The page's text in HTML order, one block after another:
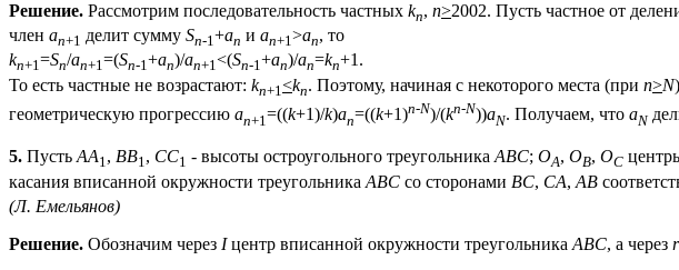
Решение. Рассмотрим последовательность частных kn, n>2002. Пусть частное от
член an+1 делит сумму Sn-1+an и an+1>an, то
kn+1=Sn/an+1=(Sn-1+an)/an+1<(Sn-1+an)/an=kn+1.
То есть частные не возрастают: kn+1 <kn. Поэтому, начиная с некоторого места (при n>N
геометрическую прогрессию an+1 =((k+1)/k)an=((k+1)n-N)/(kn-N))aN. Получаем, что aN
5. Пусть AA1, BB1, CC1 - высоты остроугольного треугольника ABC; OA, OB, OC
касания вписанной окружности треугольника ABC со сторонами BC, CA, AB
(Л. Емельянов)
Решение. Обозначим через Iцентр вписанной окружности треугольника ABC, а через r